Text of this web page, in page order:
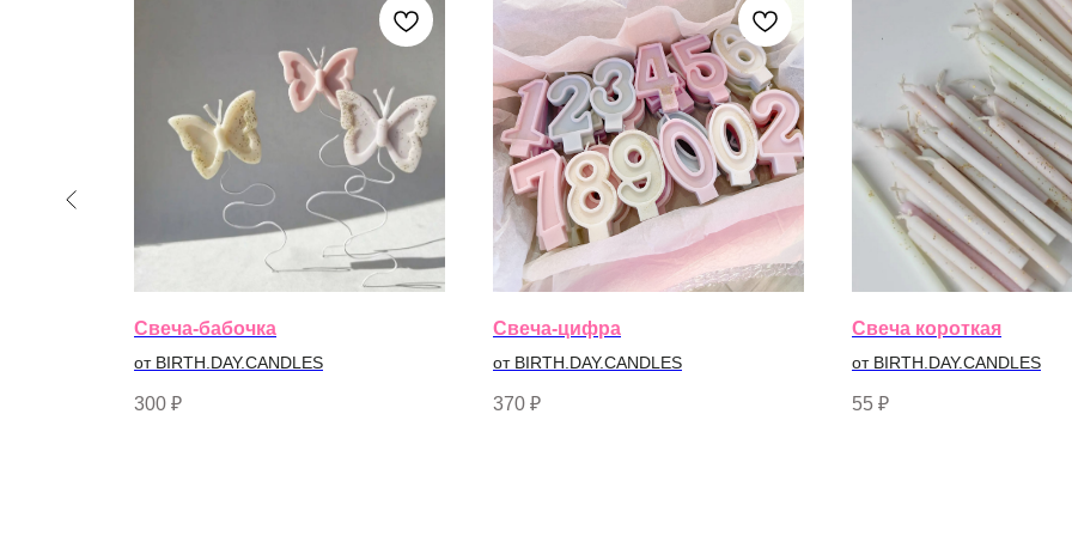
Свеча-бабочка
от BIRTH.DAY.CANDLES
300 ₽
Свеча-цифра
от BIRTH.DAY.CANDLES
370 ₽
Свеча короткая
от BIRTH.DAY.CANDLES
55 ₽